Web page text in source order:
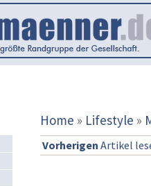
Home » Lifestyle »
Vorherigen Artikel